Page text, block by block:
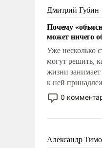
Дмитрий Губин
Почему
может ничего
Уже несколько
могут решить,
жизни
к ней
исключили с
казалось, что
0
Александр